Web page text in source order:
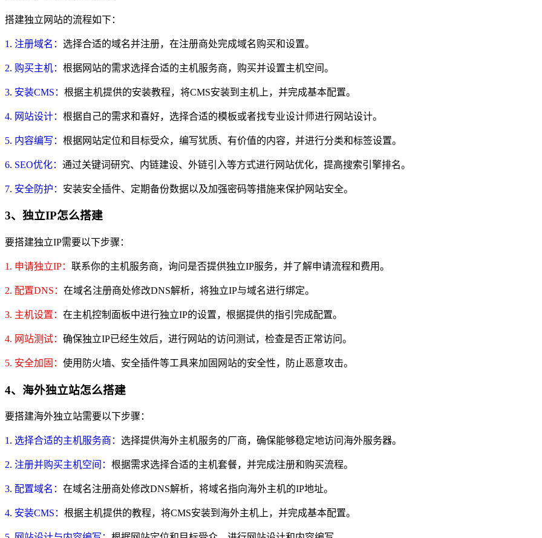
搭建独立网站的流程如下：
1. 注册域名： 选择合适的域名并注册，在注册商处完成域名购买和设置。
2. 购买主机： 根据网站的需求选择合适的主机服务商，购买并设置主机空间。
3. 安装CMS： 根据主机提供的安装教程，将CMS安装到主机上，并完成基本配置。
4. 网站设计： 根据自己的需求和喜好，选择合适的模板或者找专业设计师进行网站设计。
5. 内容编写： 根据网站定位和目标受众，编写犹质、有价值的内容，并进行分类和标签设置。
6. SEO优化： 通过关键词研究、内链建设、外链引入等方式进行网站优化，提高搜索引擎排名。
7. 安全防护： 安装安全插件、定期备份数据以及加强密码等措施来保护网站安全。
3、独立IP怎么搭建
要搭建独立IP需要以下步骤：
1. 申请独立IP： 联系你的主机服务商，询问是否提供独立IP服务，并了解申请流程和费用。
2. 配置DNS： 在域名注册商处修改DNS解析，将独立IP与域名进行绑定。
3. 主机设置： 在主机控制面板中进行独立IP的设置，根据提供的指引完成配置。
4. 网站测试： 确保独立IP已经生效后，进行网站的访问测试，检查是否正常访问。
5. 安全加固： 使用防火墙、安全插件等工具来加固网站的安全性，防止恶意攻击。
4、海外独立站怎么搭建
要搭建海外独立站需要以下步骤：
1. 选择合适的主机服务商： 选择提供海外主机服务的厂商，确保能够稳定地访问海外服务器。
2. 注册并购买主机空间： 根据需求选择合适的主机套餐，并完成注册和购买流程。
3. 配置域名： 在域名注册商处修改DNS解析，将域名指向海外主机的IP地址。
4. 安装CMS： 根据主机提供的教程，将CMS安装到海外主机上，并完成基本配置。